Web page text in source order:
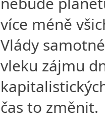
více méně
Vlády
vleku zájmu
čas to změnit.